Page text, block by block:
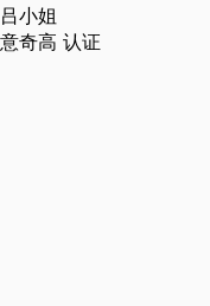
吕小姐
意奇高 认证